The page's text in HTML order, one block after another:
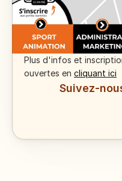
Plus d'infos et
ouvertes en cliquant ici
Suivez-